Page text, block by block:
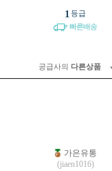
1 등급
빠른배송
공급사의 다른상품
가은유통
(jiaen1016)